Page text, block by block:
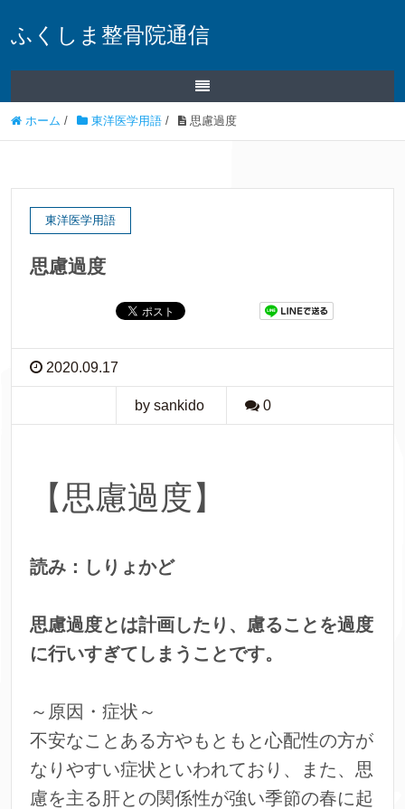
ふくしま整骨院通信
ホーム / 東洋医学用語 / 思慮過度
東洋医学用語
思慮過度
2020.09.17
by sankido 0
【思慮過度】
読み：しりょかど
思慮過度とは計画したり、慮ることを過度
に行いすぎてしまうことです。
～原因・症状～
不安なことある方やもともと心配性の方が
なりやすい症状といわれており、また、思
慮を主る肝との関係性が強い季節の春に起